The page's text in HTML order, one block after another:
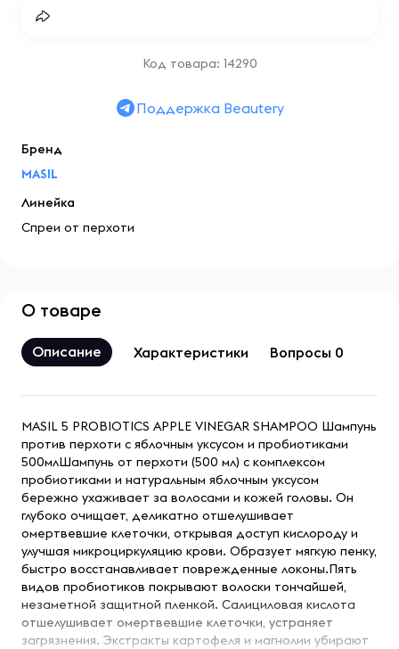
Код товара: 14290
Поддержка Beautery
Бренд
MASIL
Линейка
Спреи от перхоти
О товаре
Описание Характеристики Вопросы 0
MASIL 5 PROBIOTICS APPLE VINEGAR SHAMPOO Шампунь
против перхоти с яблочным уксусом и пробиотиками
500млШампунь от перхоти (500 мл) с комплексом
пробиотиками и натуральным яблочным уксусом
бережно ухаживает за волосами и кожей головы. Он
глубоко очищает, деликатно отшелушивает
омертвевшие клеточки, открывая доступ кислороду и
улучшая микроциркуляцию крови. Образует мягкую пенку,
быстро восстанавливает поврежденные локоны.Пять
видов пробиотиков покрывают волоски тончайшей,
незаметной защитной пленкой. Салициловая кислота
отшелушивает омертвевшие клеточки, устраняет
загрязнения. Экстракты картофеля и магнолии убирают